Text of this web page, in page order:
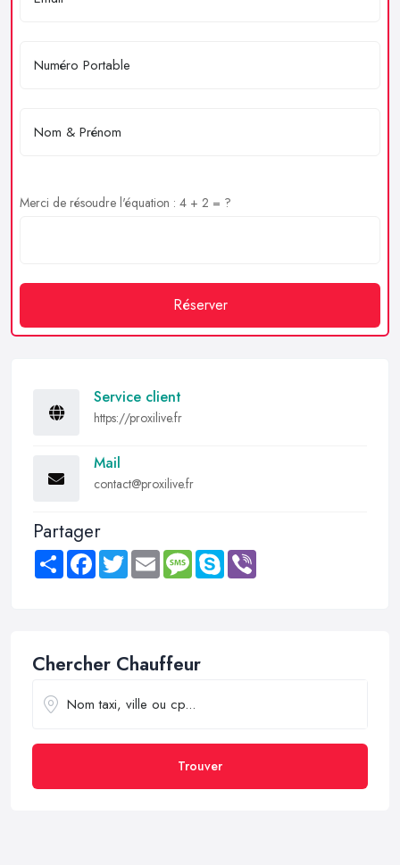
Merci de résoudre l'équation : 4 + 2 = ?
Réserver
Service client
https://proxilive.fr
Mail
contact@proxilive.fr
Partager
Share FacebookTwitter Email MessageSkype
Chercher Chauffeur
Trouver